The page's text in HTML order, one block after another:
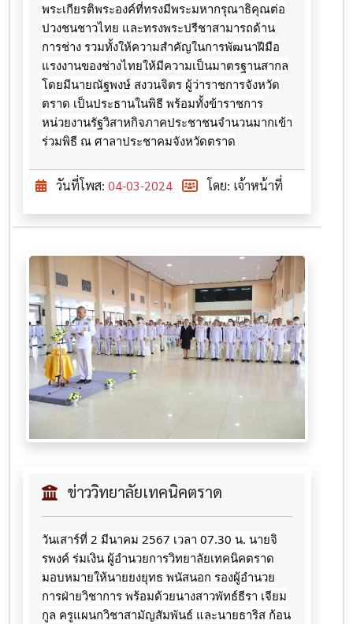
พระเกียรติพระองค์ที่ทรงมีพระมหากรุณาธิคุณต่อ
ปวงชนชาวไทย และทรงพระปรีชาสามารถด้าน
การช่าง รวมทั้งให้ความสำคัญในการพัฒนาฝีมือ
แรงงานของช่างไทยให้มีความเป็นมาตรฐานสากล
โดยมีนายณัฐพงษ์ สงวนจิตร ผู้ว่าราชการจังหวัด
ตราด เป็นประธานในพิธี ​พร้อมทั้งข้าราชการ​
หน่วยงาน​รัฐ​วิสาหกิจภาคประชาชน​จำนวน​มากเข้า
ร่วมพิธี​ ณ​ ศาลา​ประชาคม​จังหวัด​ตราด
วันที่โพส: 04-03-2024 โดย: เจ้าหน้าที่
ข่าววิทยาลัยเทคนิคตราด
วันเสาร์ที่ 2 มีนาคม 2567 เวลา 07.30 น. นายจิ
รพงค์ ร่มเงิน ผู้อำนวยการวิทยาลัยเทคนิคตราด
มอบหมายให้นายยงยุทธ พนัสนอก รองผู้อำนวย
การฝ่ายวิชาการ พร้อมด้วยนางสาวพัทธ์ธีรา เจียม
กูล ครูแผนกวิชาสามัญสัมพันธ์ และนายธาริส ก้อน